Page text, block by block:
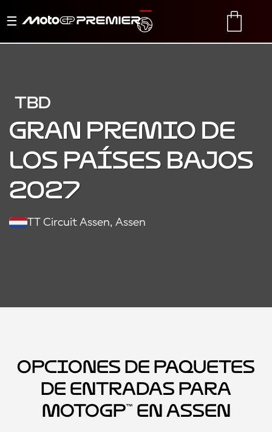
Alternar
TRANSLATE
TBD
Gran Premio de
los Países Bajos
2027
TT Circuit Assen, Assen
Opciones de paquetes
de entradas para
MotoGP™ en Assen